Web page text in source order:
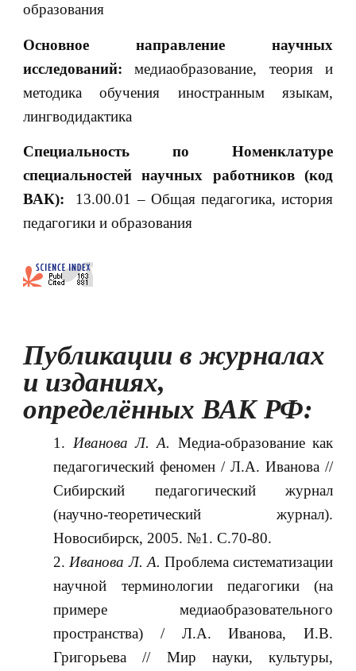
образования
Основное направление научных
исследований:медиаобразование, теория и
методика обучения иностранным языкам,
лингводидактика
Специальность по Номенклатуре
специальностей научных работников (код
ВАК): 13.00.01 – Общая педагогика, история
педагогики и образования
Публикации в журналах
и изданиях,
определённых ВАК РФ:
Иванова Л. А. Медиа-образование как
педагогический феномен / Л.А. Иванова //
Сибирский педагогический журнал
(научно-теоретический журнал).
Новосибирск, 2005. №1. С.70-80.
Иванова Л. А. Проблема систематизации
научной терминологии педагогики (на
примере медиаобразовательного
пространства) / Л.А. Иванова, И.В.
Григорьева // Мир науки, культуры,